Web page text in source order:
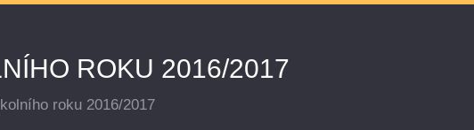
ROKU 2016/2017
roku 2016/2017